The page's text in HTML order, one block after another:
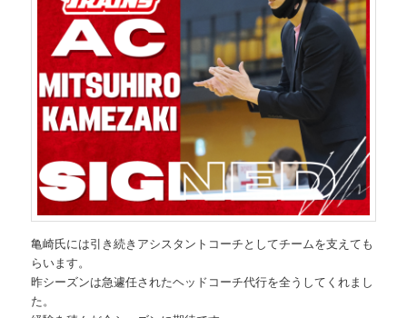
亀崎氏には引き続きアシスタントコーチとしてチームを支えても
らいます。
昨シーズンは急遽任されたヘッドコーチ代行を全うしてくれまし
た。